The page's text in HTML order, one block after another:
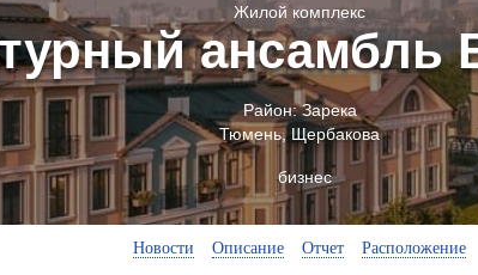
Жилой комплекс
ансамбль
Район:Зарека
Тюмень, Щербакова
бизнес
Новости Описание Отчет Расположение